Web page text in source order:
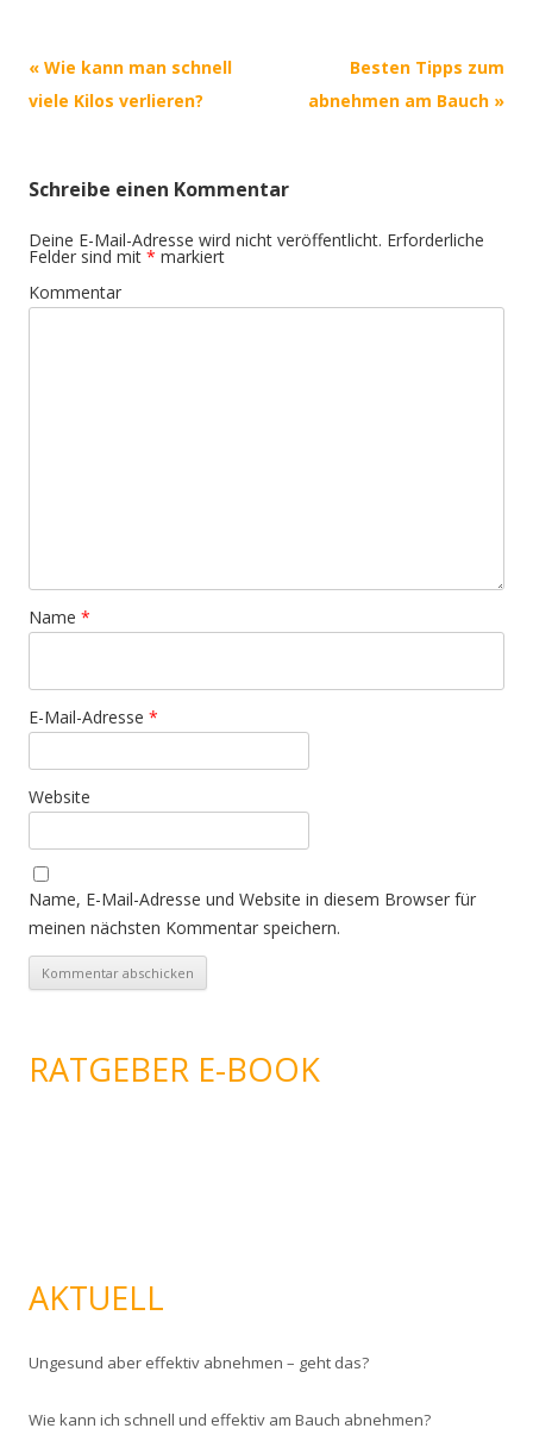
Beitrags-
Navigation
« Wie kann man schnell
viele Kilos verlieren?
Besten Tipps zum
abnehmen am Bauch »
Schreibe einen Kommentar
Deine E-Mail-Adresse wird nicht veröffentlicht. Erforderliche
Felder sind mit * markiert
Kommentar
Name *
E-Mail-Adresse *
Website
Name, E-Mail-Adresse und Website in diesem Browser für
meinen nächsten Kommentar speichern.
RATGEBER E-BOOK
AKTUELL
Ungesund aber effektiv abnehmen – geht das?
Wie kann ich schnell und effektiv am Bauch abnehmen?